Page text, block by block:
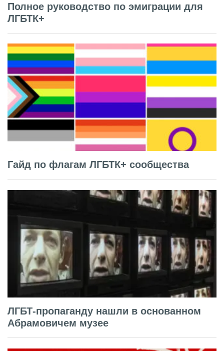
Полное руководство по эмиграции для
ЛГБТК+
Гайд по флагам ЛГБТК+ сообщества
ЛГБТ-пропаганду нашли в основанном
Абрамовичем музее